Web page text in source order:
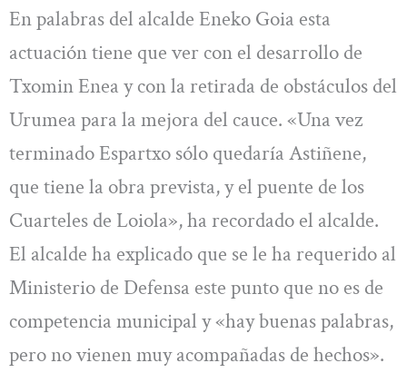
En palabras del alcalde Eneko Goia esta
actuación tiene que ver con el desarrollo de
Txomin Enea y con la retirada de obstáculos del
Urumea para la mejora del cauce. «Una vez
terminado Espartxo sólo quedaría Astiñene,
que tiene la obra prevista, y el puente de los
Cuarteles de Loiola», ha recordado el alcalde.
El alcalde ha explicado que se le ha requerido al
Ministerio de Defensa este punto que no es de
competencia municipal y «hay buenas palabras,
pero no vienen muy acompañadas de hechos».